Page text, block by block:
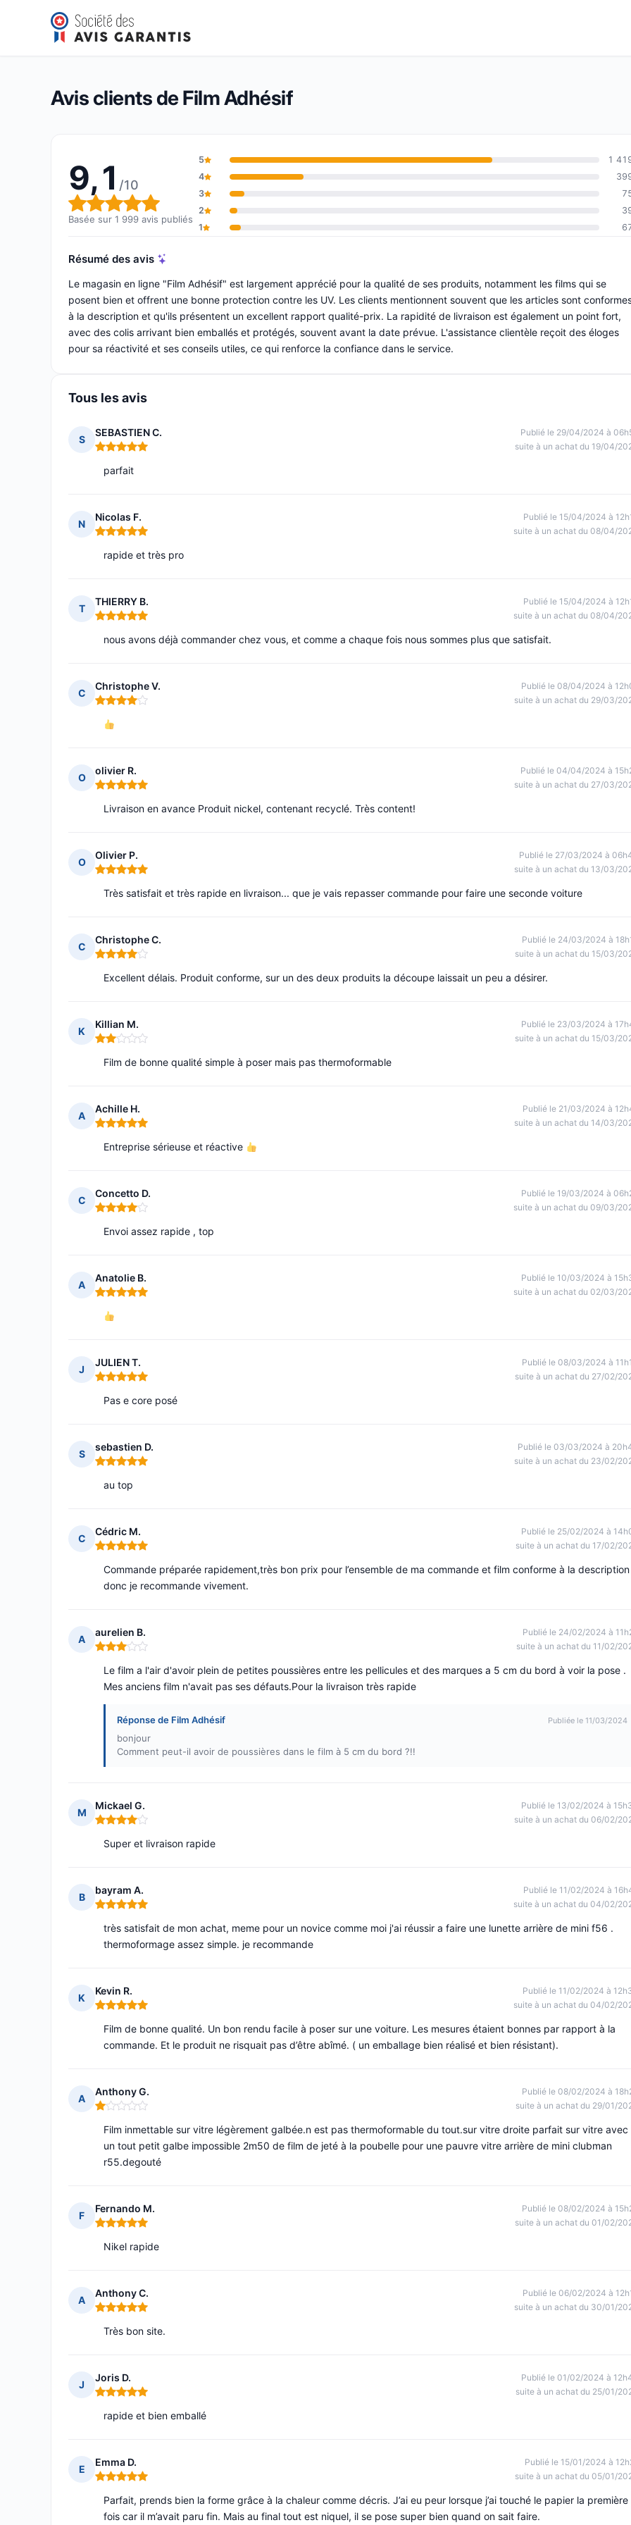
Film Adhésif
Note globale : 9,1 sur 10
9,1/10(1 999 avis)
Avis clients de Film Adhésif
9,1 /10
Note globale : 9,1 sur 10
Basée sur 1 999 avis publiés
5
1
4
3
2
1
Résumé des avis
Le magasin en ligne "Film Adhésif" est largement apprécié pour la qualité de ses produits, notamment les films qui se
posent bien et offrent une bonne protection contre les UV. Les clients mentionnent souvent que les articles sont
à la description et qu'ils présentent un excellent rapport qualité-prix. La rapidité de livraison est également un point fort,
avec des colis arrivant bien emballés et protégés, souvent avant la date prévue. L'assistance clientèle reçoit des éloges
pour sa réactivité et ses conseils utiles, ce qui renforce la confiance dans le service.
Tous les avis
S
SEBASTIEN C.
Note : 5 sur 5
Publié le 29/04/2024 à
suite à un achat du 19/04/
parfait
N
Nicolas F.
Note : 5 sur 5
Publié le 15/04/2024 à
suite à un achat du 08/04/
rapide et très pro
T
THIERRY B.
Note : 5 sur 5
Publié le 15/04/2024 à
suite à un achat du 08/04/
nous avons déjà commander chez vous, et comme a chaque fois nous sommes plus que satisfait.
C
Christophe V.
Note : 4 sur 5
Publié le 08/04/2024 à
suite à un achat du 29/03/
O
olivier R.
Note : 5 sur 5
Publié le 04/04/2024 à
suite à un achat du 27/03/
Livraison en avance Produit nickel, contenant recyclé. Très content!
O
Olivier P.
Note : 5 sur 5
Publié le 27/03/2024 à
suite à un achat du 13/03/
Très satisfait et très rapide en livraison... que je vais repasser commande pour faire une seconde voiture
C
Christophe C.
Note : 4 sur 5
Publié le 24/03/2024 à
suite à un achat du 15/03/
Excellent délais. Produit conforme, sur un des deux produits la découpe laissait un peu a désirer.
K
Killian M.
Note : 2 sur 5
Publié le 23/03/2024 à
suite à un achat du 15/03/
Film de bonne qualité simple à poser mais pas thermoformable
A
Achille H.
Note : 5 sur 5
Publié le 21/03/2024 à
suite à un achat du 14/03/
Entreprise sérieuse et réactive
C
Concetto D.
Note : 4 sur 5
Publié le 19/03/2024 à
suite à un achat du 09/03/
Envoi assez rapide , top
A
Anatolie B.
Note : 5 sur 5
Publié le 10/03/2024 à
suite à un achat du 02/03/
J
JULIEN T.
Note : 5 sur 5
Publié le 08/03/2024 à
suite à un achat du 27/02/
Pas e core posé
S
sebastien D.
Note : 5 sur 5
Publié le 03/03/2024 à
suite à un achat du 23/02/
au top
C
Cédric M.
Note : 5 sur 5
Publié le 25/02/2024 à
suite à un achat du 17/02/
Commande préparée rapidement,très bon prix pour l’ensemble de ma commande et film conforme à la description
donc je recommande vivement.
A
aurelien B.
Note : 3 sur 5
Publié le 24/02/2024 à
suite à un achat du 11/02/
Le film a l'air d'avoir plein de petites poussières entre les pellicules et des marques a 5 cm du bord à voir la pose .
Mes anciens film n'avait pas ses défauts.Pour la livraison très rapide
Réponse de Film Adhésif Publiée le 11/03/2024
bonjour
Comment peut-il avoir de poussières dans le film à 5 cm du bord ?!!
M
Mickael G.
Note : 4 sur 5
Publié le 13/02/2024 à
suite à un achat du 06/02/
Super et livraison rapide
B
bayram A.
Note : 5 sur 5
Publié le 11/02/2024 à
suite à un achat du 04/02/
très satisfait de mon achat, meme pour un novice comme moi j'ai réussir a faire une lunette arrière de mini f56 .
thermoformage assez simple. je recommande
K
Kevin R.
Note : 5 sur 5
Publié le 11/02/2024 à
suite à un achat du 04/02/
Film de bonne qualité. Un bon rendu facile à poser sur une voiture. Les mesures étaient bonnes par rapport à la
commande. Et le produit ne risquait pas d’être abîmé. ( un emballage bien réalisé et bien résistant).
A
Anthony G.
Note : 1 sur 5
Publié le 08/02/2024 à
suite à un achat du 29/01/
Film inmettable sur vitre légèrement galbée.n est pas thermoformable du tout.sur vitre droite parfait sur vitre avec
un tout petit galbe impossible 2m50 de film de jeté à la poubelle pour une pauvre vitre arrière de mini clubman
r55.degouté
F
Fernando M.
Note : 5 sur 5
Publié le 08/02/2024 à
suite à un achat du 01/02/
Nikel rapide
A
Anthony C.
Note : 5 sur 5
Publié le 06/02/2024 à
suite à un achat du 30/01/
Très bon site.
J
Joris D.
Note : 5 sur 5
Publié le 01/02/2024 à
suite à un achat du 25/01/
rapide et bien emballé
E
Emma D.
Note : 5 sur 5
Publié le 15/01/2024 à
suite à un achat du 05/01/
Parfait, prends bien la forme grâce à la chaleur comme décris. J’ai eu peur lorsque j’ai touché le papier la première
fois car il m’avait paru fin. Mais au final tout est niquel, il se pose super bien quand on sait faire.